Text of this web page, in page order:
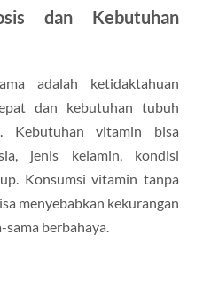
dan Kebutuhan
adalah ketidaktahuan
dan kebutuhan tubuh
Kebutuhan vitamin bisa
jenis kelamin, kondisi
Konsumsi vitamin tanpa
menyebabkan kekurangan
sama berbahaya.